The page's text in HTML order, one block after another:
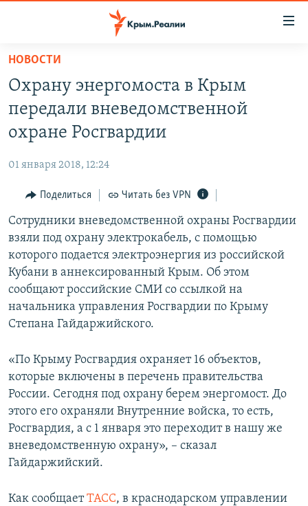
Вернуться
основному
содержанию
Вернутся
главной
навигации
Вернутся
поиску
СПЕЦПРОЕКТЫ
11 ЛЕТ ОККУПАЦИИ КРЫМА. 11 ИСТОРИЙ СОПРОТИВЛЕНИЯ
ВОДА
ЕЩЕ
ИНТЕРАКТИВ
ИНФОГРАФИКА
ТЕЛЕПРОЕКТ КРЫМ.РЕАЛИИ
СОВЕТЫ ПРАВОЗАЩИТНИКОВ
ПРОПАВШИЕ БЕЗ ВЕСТИ
ПОБЕДИТЕЛЕЙ НЕ СУДЯТ?
УКРАИНСКАЯ ПРОБЛЕМА КРЫМА
РАДІО СВОБОДА
КАК ОБОЙТИ БЛОКИРОВКУ
Українською
Qırımtatar
ПРИСОЕДИНЯЙТЕСЬ!
Все сайты RFE/RL
НОВОСТИ
Охрану энергомоста в Крым
передали вневедомственной
охране Росгвардии
01 января 2018, 12:24
Поделиться Читать без VPN
Сотрудники вневедомственной охраны Росгвардии
взяли под охрану электрокабель, с помощью
которого подается электроэнергия из российской
Кубани в аннексированный Крым. Об этом
сообщают российские СМИ со ссылкой на
начальника управления Росгвардии по Крыму
Степана Гайдаржийского.
«По Крыму Росгвардия охраняет 16 объектов,
которые включены в перечень правительства
России. Сегодня под охрану берем энергомост. До
этого его охраняли Внутренние войска, то есть,
Росгвардия, а с 1 января это переходит в нашу же
вневедомственную охрану», – сказал
Гайдаржийский.
Как сообщаетТАСС, в краснодарском управлении